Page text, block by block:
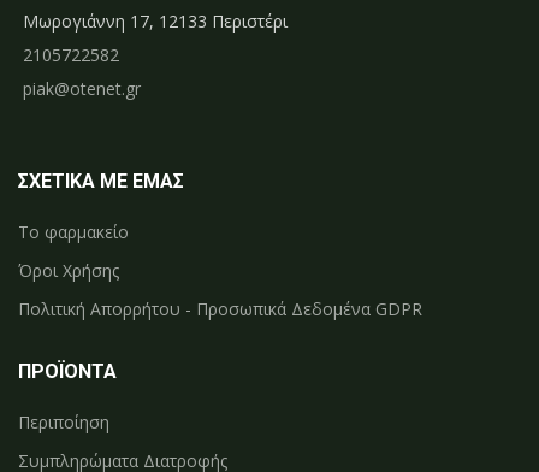
Μωρογιάννη 17, 12133 Περιστέρι
2105722582
piak@otenet.gr
ΣΧΕΤΙΚΑ ΜΕ ΕΜΑΣ
Το φαρμακείο
Όροι Χρήσης
Πολιτική Απορρήτου - Προσωπικά Δεδομένα GDPR
ΠΡΟΪΟΝΤΑ
Περιποίηση
Συμπληρώματα Διατροφής